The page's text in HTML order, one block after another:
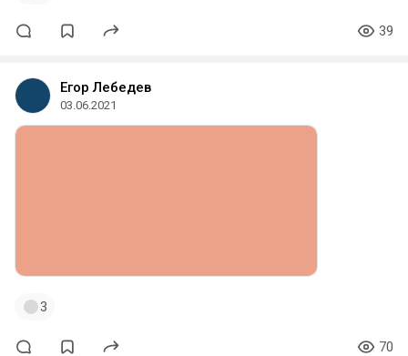
39
Егор Лебедев
03.06.2021
3
70